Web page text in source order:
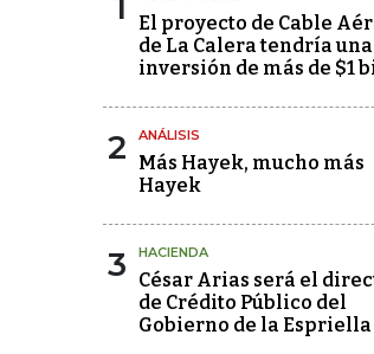
El proyecto de Cable
de La Calera tendría una
inversión de más de $1
2 ANÁLISIS
Más Hayek, mucho más
Hayek
3 HACIENDA
César Arias será el
de Crédito Público del
Gobierno de la Espriella